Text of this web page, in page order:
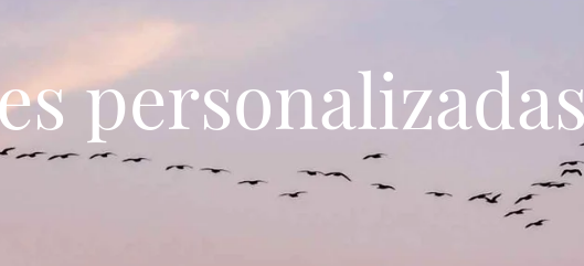
personalizadas